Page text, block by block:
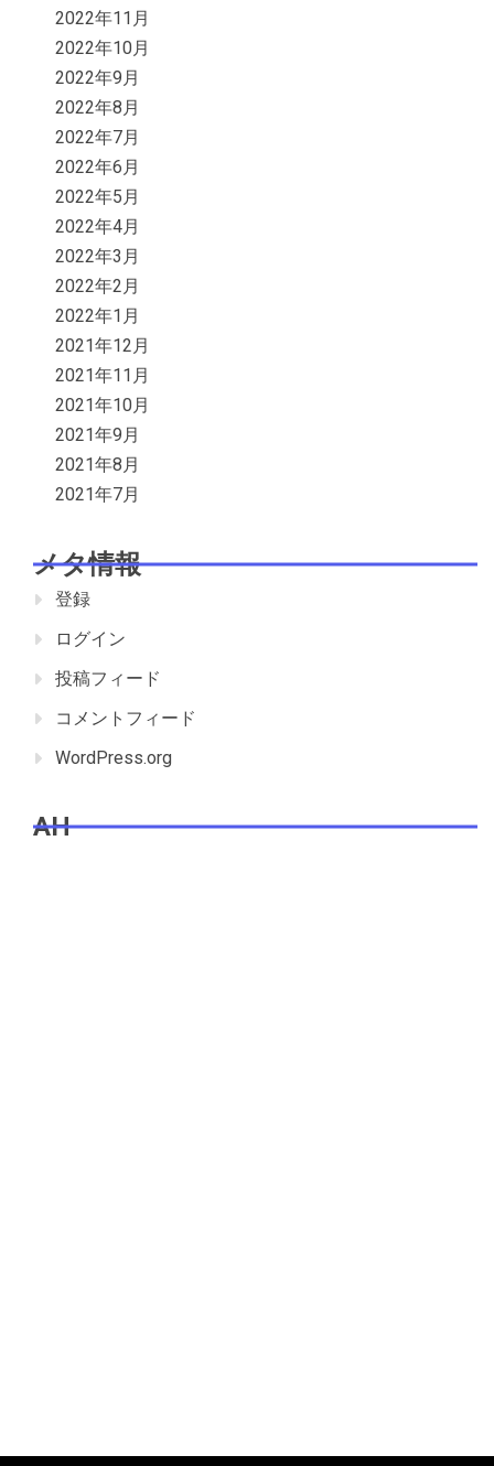
2022年11月
2022年10月
2022年9月
2022年8月
2022年7月
2022年6月
2022年5月
2022年4月
2022年3月
2022年2月
2022年1月
2021年12月
2021年11月
2021年10月
2021年9月
2021年8月
2021年7月
メタ情報
登録
ログイン
投稿フィード
コメントフィード
WordPress.org
AH